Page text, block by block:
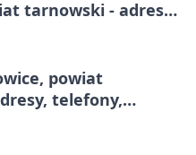
tarnowski - adresy,
powiat
telefony,